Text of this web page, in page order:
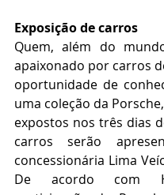
Exposição de carros
Quem, além do
apaixonado por carros
oportunidade de
uma coleção da
expostos nos três dias
carros serão
concessionária Lima
De acordo com